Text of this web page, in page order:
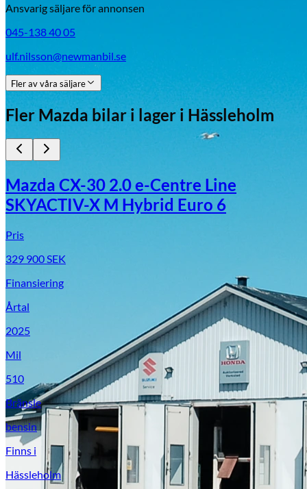
Mazda
Fordonstyp
MopedbilPickupTransportbil
Visa alla fordon
Ansvarig säljare för annonsen
045-138 40 05
ulf.nilsson@newmanbil.se
Fler av våra säljare
Fler Mazda bilar i lager i Hässleholm
Mazda CX-30 2.0 e-Centre Line
SKYACTIV-X M Hybrid Euro 6
Pris
329 900SEK
Finansiering
Årtal
2025
Mil
510
Bränsle
bensin
Finns i
Hässleholm